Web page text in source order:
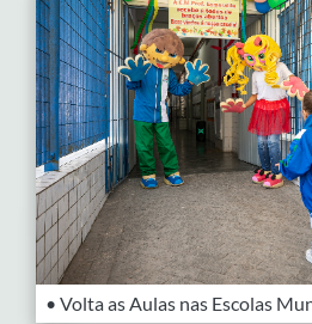
• Volta as Aulas nas Escolas